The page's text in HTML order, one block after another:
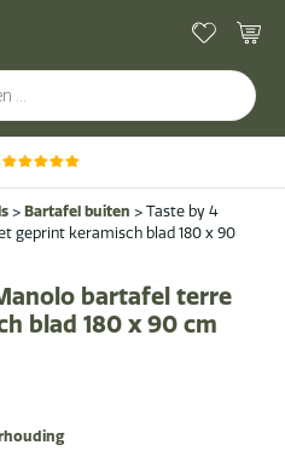
> Bartafel buiten > Taste by 4
geprint keramisch blad 180 x 90
bartafel terre
blad 180 x 90 cm